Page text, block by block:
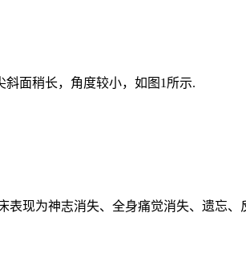
面稍长，角度较小，如图1所示.
现为神志消失、全身痛觉消失、遗忘、